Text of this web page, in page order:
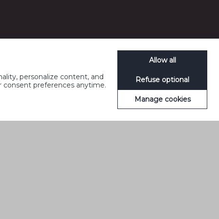
personalize content, and
consent preferences anytime.
Allow all
Refuse optional
Manage cookies